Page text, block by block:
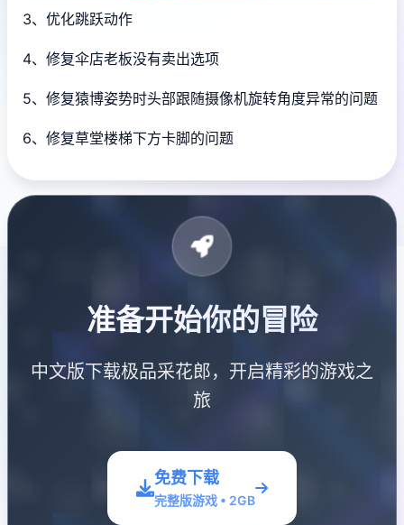
3、优化跳跃动作
4、修复伞店老板没有卖出选项
5、修复猿博姿势时头部跟随摄像机旋转角度异常的问题
6、修复草堂楼梯下方卡脚的问题
准备开始你的冒险
中文版下载极品采花郎，开启精彩的游戏之
旅
免费下载
完整版游戏 • 2GB